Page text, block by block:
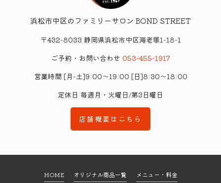
浜松市中区のファミリーサロン BOND STREET
〒432-8033 静岡県浜松市中区海老塚1-18-1
ご予約・お問い合わせ 053-455-1917
営業時間 [月-土]9:00～19:00 [日]8:30～18:00
定休日 毎週月・火曜日/第3日曜日
店舗概要はこちら
HOME オリジナル商品一覧 メニュー・料金